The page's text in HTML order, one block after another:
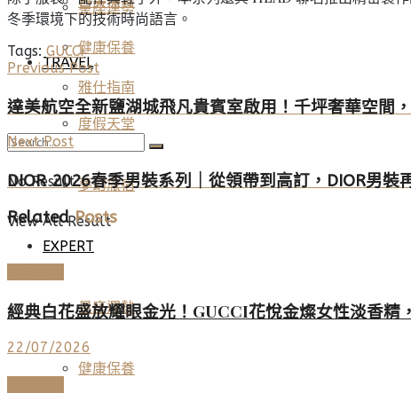
TRAVEL
度假天堂
夢幻旅宿
EXPERT
星座運勢
健康保養
星座運勢
健康保養
雅仕指南
No Result
View All Result
冬季環境下的技術時尚語言。
Tags: GUCCI
Previous Post
達美航空全新鹽湖城飛凡貴賓室啟用！千坪奢華空間
Next Post
DIOR 2026春季男裝系列｜從領帶到高訂，DIOR男裝
RelatedPosts
經典白花盛放耀眼金光！GUCCI花悅金燦女性淡香
22/07/2026